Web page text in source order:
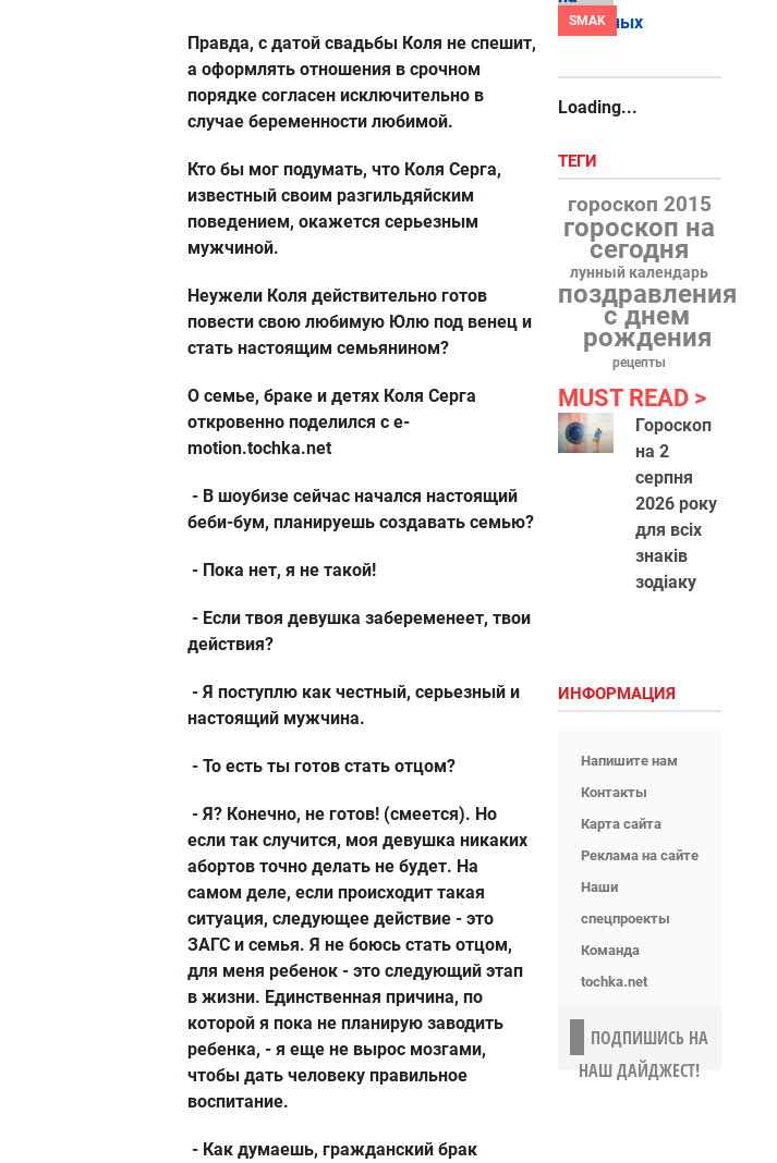
Правда, с датой свадьбы Коля не спешит,
а оформлять отношения в срочном
порядке согласен исключительно в
случае беременности любимой.
Кто бы мог подумать, что Коля Серга,
известный своим разгильдяйским
поведением, окажется серьезным
мужчиной.
Неужели Коля действительно готов
повести свою любимую Юлю под венец и
стать настоящим семьянином?
О семье, браке и детях Коля Серга
откровенно поделился с e-
motion.tochka.net
- В шоубизе сейчас начался настоящий
беби-бум, планируешь создавать семью?
- Пока нет, я не такой!
- Если твоя девушка забеременеет, твои
действия?
- Я поступлю как честный, серьезный и
настоящий мужчина.
- То есть ты готов стать отцом?
- Я? Конечно, не готов! (смеется). Но
если так случится, моя девушка никаких
абортов точно делать не будет. На
самом деле, если происходит такая
ситуация, следующее действие - это
ЗАГС и семья. Я не боюсь стать отцом,
для меня ребенок - это следующий этап
в жизни. Единственная причина, по
которой я пока не планирую заводить
ребенка, - я еще не вырос мозгами,
чтобы дать человеку правильное
воспитание.
- Как думаешь, гражданский брак
SMAK
Loading...
ТЕГИ
гороскоп 2015
гороскоп на
сегодня
лунный календарь
поздравления
с днем
рождения
рецепты
MUST READ
Гороскоп
на 2
серпня
2026 року
для всіх
знаків
зодіаку
ИНФОРМАЦИЯ
Напишите нам
Контакты
Карта сайта
Реклама на сайте
Наши
спецпроекты
Команда
tochka.net
ПОДПИШИСЬ НА
НАШ ДАЙДЖЕСТ!